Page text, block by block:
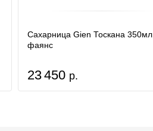
Сахарница Gien Тоскана 350мл,
фаянс
23 450 р.